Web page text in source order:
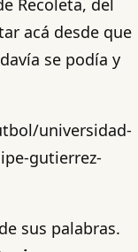
Recoleta, del
acá desde que
se podía y
universidad-
gutierrez-
sus palabras.